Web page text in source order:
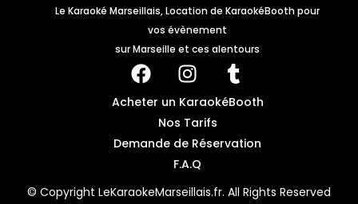
Le Karaoké Marseillais, Location de KaraokéBooth pour
vos évènement
sur Marseille et ces alentours
Acheter un KaraokéBooth
Nos Tarifs
Demande de Réservation
F.A.Q
© Copyright LeKaraokeMarseillais.fr. All Rights Reserved